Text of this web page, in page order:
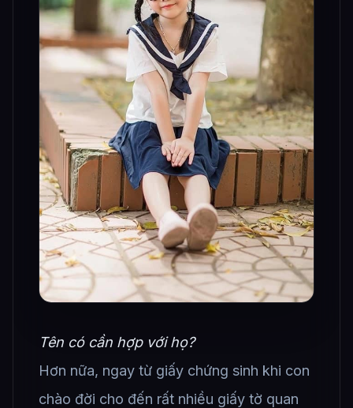
Tên có cần hợp với họ?
Hơn nữa, ngay từ giấy chứng sinh khi con
chào đời cho đến rất nhiều giấy tờ quan